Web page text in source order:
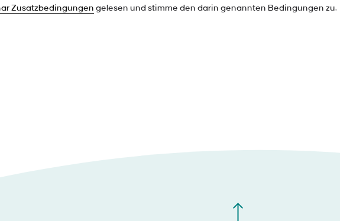
Zusatzbedingungen gelesen und stimme den darin genannten Bedingungen zu.